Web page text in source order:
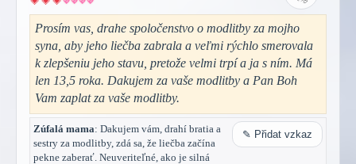
Prosím vas, drahe spoločenstvo o modlitby za mojho
syna, aby jeho liečba zabrala a veľmi rýchlo smerovala
k zlepšeniu jeho stavu, pretože velmi trpí a ja s ním. Má
len 13,5 roka. Dakujem za vaše modlitby a Pan Boh
Vam zaplat za vaše modlitby.
Zúfalá mama: Dakujem vám, drahí bratia a
sestry za modlitby, zdá sa, že liečba začína
pekne zaberať. Neuveriteľné, ako je silná
✎ Přidat vzkaz